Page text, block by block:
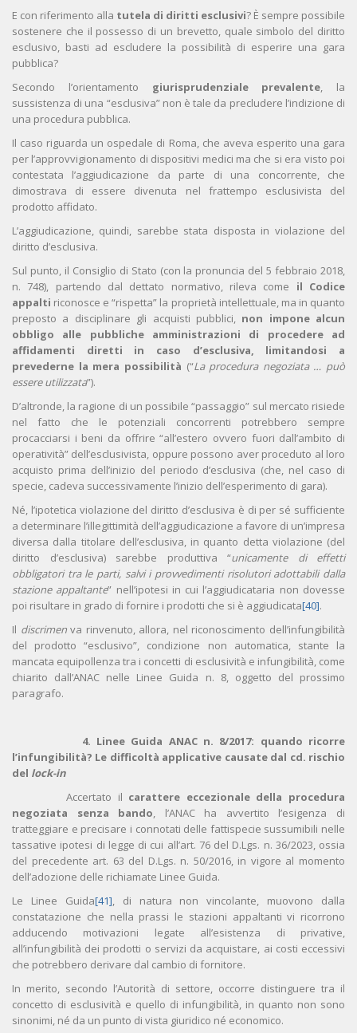
E con riferimento alla tutela di diritti esclusivi? È sempre possibile
sostenere che il possesso di un brevetto, quale simbolo del diritto
esclusivo, basti ad escludere la possibilità di esperire una gara
pubblica?
Secondo l’orientamento giurisprudenziale prevalente, la
sussistenza di una “esclusiva” non è tale da precludere l’indizione di
una procedura pubblica.
Il caso riguarda un ospedale di Roma, che aveva esperito una gara
per l’approvvigionamento di dispositivi medici ma che si era visto poi
contestata l’aggiudicazione da parte di una concorrente, che
dimostrava di essere divenuta nel frattempo esclusivista del
prodotto affidato.
L’aggiudicazione, quindi, sarebbe stata disposta in violazione del
diritto d’esclusiva.
Sul punto, il Consiglio di Stato (con la pronuncia del 5 febbraio 2018,
n. 748), partendo dal dettato normativo, rileva come il Codice
appalti riconosce e “rispetta” la proprietà intellettuale, ma in quanto
preposto a disciplinare gli acquisti pubblici, non impone alcun
obbligo alle pubbliche amministrazioni di procedere ad
affidamenti diretti in caso
d’esclusiva, limitandosi a
prevederne la mera possibilità (“La procedura negoziata … può
essere utilizzata”).
D’altronde, la ragione di un possibile “passaggio” sul mercato risiede
nel fatto che le potenziali concorrenti potrebbero sempre
procacciarsi i beni da offrire “all’estero ovvero fuori dall’ambito di
operatività” dell’esclusivista, oppure possono aver proceduto al loro
acquisto prima dell’inizio del periodo d’esclusiva (che, nel caso di
specie, cadeva successivamente l’inizio dell’esperimento di gara).
Né, l’ipotetica violazione del diritto d’esclusiva è di per sé sufficiente
a determinare l’illegittimità dell’aggiudicazione a favore di un’impresa
diversa dalla titolare dell’esclusiva, in quanto detta violazione (del
diritto d’esclusiva) sarebbe produttiva “unicamente di effetti
obbligatori tra le parti, salvi i provvedimenti risolutori adottabili dalla
stazione appaltante” nell’ipotesi in cui l’aggiudicataria non dovesse
poi risultare in grado di fornire i prodotti che si è aggiudicata[40].
Il discrimenva rinvenuto, allora, nel riconoscimento dell’infungibilità
del prodotto “esclusivo”, condizione non automatica, stante la
mancata equipollenza tra i concetti di esclusività e infungibilità, come
chiarito dall’ANAC nelle Linee Guida n. 8, oggetto del prossimo
paragrafo.
4. Linee Guida ANAC n. 8/2017: quando ricorre
l’infungibilità? Le difficoltà applicative causate dal cd. rischio
del lock-in
Accertato il carattere eccezionale della procedura
negoziata senza bando, l’ANAC ha avvertito l’esigenza di
tratteggiare e precisare i connotati delle fattispecie sussumibili nelle
tassative ipotesi di legge di cui all’art. 76 del D.Lgs. n. 36/2023, ossia
del precedente art. 63 del D.Lgs. n. 50/2016, in vigore al momento
dell’adozione delle richiamate Linee Guida.
Le Linee Guida[41], di natura non vincolante, muovono dalla
constatazione che nella prassi le stazioni appaltanti vi ricorrono
adducendo motivazioni legate all’esistenza di privative,
all’infungibilità dei prodotti o servizi da acquistare, ai costi eccessivi
che potrebbero derivare dal cambio di fornitore.
In merito, secondo l’Autorità di settore, occorre distinguere tra il
concetto di esclusività e quello di infungibilità, in quanto non sono
sinonimi, né da un punto di vista giuridico né economico.